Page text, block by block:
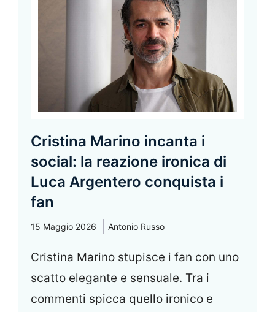
Cristina Marino incanta i
social: la reazione ironica di
Luca Argentero conquista i
fan
15 Maggio 2026 Antonio Russo
Cristina Marino stupisce i fan con uno
scatto elegante e sensuale. Tra i
commenti spicca quello ironico e